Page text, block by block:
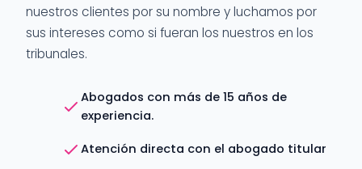
nuestros clientes por su nombre y luchamos por
sus intereses como si fueran los nuestros en los
tribunales.
Abogados con más de 15 años de
experiencia.
Atención directa con el abogado titular